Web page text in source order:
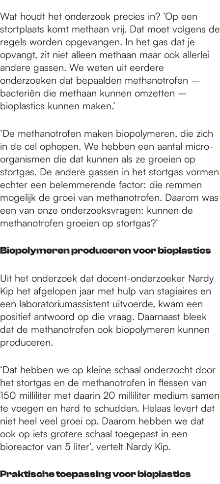
Wat houdt het onderzoek precies in? ‘Op een
stortplaats komt methaan vrij. Dat moet volgens de
regels worden opgevangen. In het gas dat je
opvangt, zit niet alleen methaan maar ook allerlei
andere gassen. We weten uit eerdere
onderzoeken dat bepaalden methanotrofen –
bacteriën die methaan kunnen omzetten –
bioplastics kunnen maken.’
‘De methanotrofen maken biopolymeren, die zich
in de cel ophopen. We hebben een aantal micro-
organismen die dat kunnen als ze groeien op
stortgas. De andere gassen in het stortgas vormen
echter een belemmerende factor: die remmen
mogelijk de groei van methanotrofen. Daarom was
een van onze onderzoeksvragen: kunnen de
methanotrofen groeien op stortgas?’
Biopolymeren produceren voor bioplastics
Uit het onderzoek dat docent-onderzoeker Nardy
Kip het afgelopen jaar met hulp van stagiaires en
een laboratoriumassistent uitvoerde, kwam een
positief antwoord op die vraag. Daarnaast bleek
dat de methanotrofen ook biopolymeren kunnen
produceren.
‘Dat hebben we op kleine schaal onderzocht door
het stortgas en de methanotrofen in flessen van
150 milliliter met daarin 20 milliliter medium samen
te voegen en hard te schudden. Helaas levert dat
niet heel veel groei op. Daarom hebben we dat
ook op iets grotere schaal toegepast in een
bioreactor van 5 liter’, vertelt Nardy Kip.
Praktische toepassing voor bioplastics